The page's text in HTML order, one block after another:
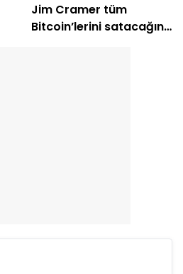
Jim Cramer tüm
Bitcoin’lerini satacağını